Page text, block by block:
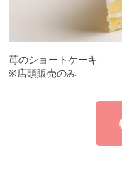
苺のショートケーキ
※店頭販売のみ